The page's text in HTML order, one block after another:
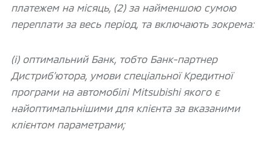
платежем на місяць, (2) за найменшою сумою
переплати за весь період, та включають зокрема:
(і) оптимальний Банк, тобто Банк-партнер
Дистриб’ютора, умови спеціальної Кредитної
програми на автомобілі Mitsubishi якого є
найоптимальнішими для клієнта за вказаними
клієнтом параметрами;